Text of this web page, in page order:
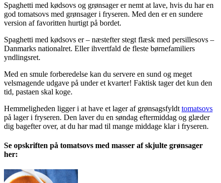
Spaghetti med kødsovs og grønsager er nemt at lave, hvis du har en
god tomatsovs med grønsager i fryseren. Med den er en sundere
version af favoritten hurtigt på bordet.
Spaghetti med kødsovs er – næstefter stegt flæsk med persillesovs –
Danmarks nationalret. Eller ihvertfald de fleste børnefamiliers
yndlingsret.
Med en smule forberedelse kan du servere en sund og meget
velsmagende udgave på under et kvarter! Faktisk tager det kun den
tid, pastaen skal koge.
Hemmeligheden ligger i at have et lager af grønsagsfyldt tomatsovs
på lager i fryseren. Den laver du en søndag eftermiddag og glæder
dig bagefter over, at du har mad til mange middage klar i fryseren.
Se opskriften på tomatsovs med masser af skjulte grønsager
her: